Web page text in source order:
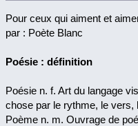
Pour ceux qui aiment et
par : Poète Blanc
Poésie : définition
Poésie n. f. Art du langage
chose par le rythme, le vers,
Poème n. m. Ouvrage de